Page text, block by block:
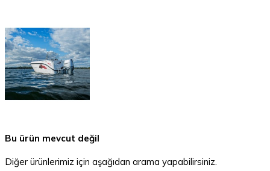
Bu ürün mevcut değil
Diğer ürünlerimiz için aşağıdan arama yapabilirsiniz.